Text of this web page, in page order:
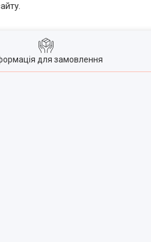
для замовлення